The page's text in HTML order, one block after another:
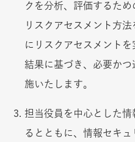
クを分析、評価するた
リスクアセスメント方
にリスクアセスメント
結果に基づき、必要か
施いたします。
担当役員を中心とした
るとともに、情報セキ